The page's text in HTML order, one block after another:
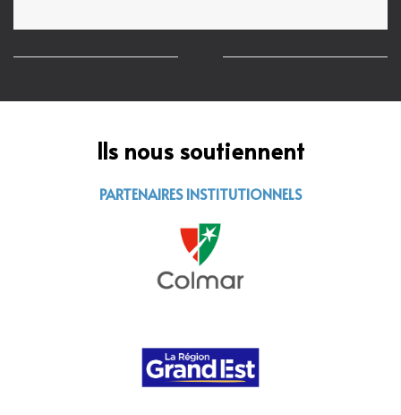
Ils nous soutiennent
PARTENAIRES INSTITUTIONNELS